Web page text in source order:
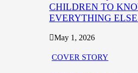
CHILDREN TO
EVERYTHING
May 1, 2026
COVER STORY